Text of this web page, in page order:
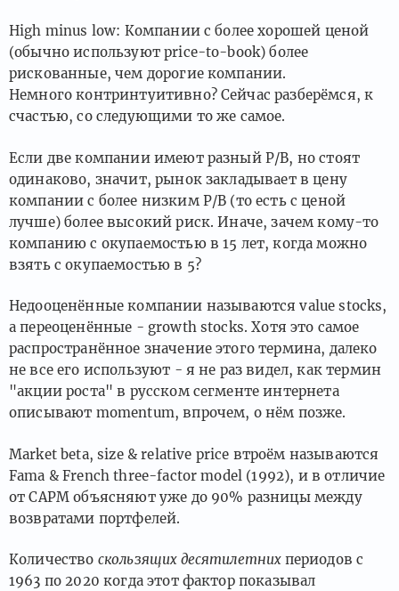
High minus low: Компании с более хорошей ценой
(обычно используют price-to-book) более
рискованные, чем дорогие компании.
Немного контринтуитивно? Сейчас разберёмся, к
счастью, со следующими то же самое.
Если две компании имеют разный P/B, но стоят
одинаково, значит, рынок закладывает в цену
компании с более низким P/B (то есть с ценой
лучше) более высокий риск. Иначе, зачем кому-то
компанию с окупаемостью в 15 лет, когда можно
взять с окупаемостью в 5?
Недооценённые компании называются value stocks,
а переоценённые - growth stocks. Хотя это самое
распространённое значение этого термина, далеко
не все его используют - я не раз видел, как термин
"акции роста" в русском сегменте интернета
описывают momentum, впрочем, о нём позже.
Market beta, size & relative price втроём называются
Fama & French three-factor model (1992), и в отличие
от CAPM объясняют уже до 90% разницы между
возвратами портфелей.
Количество скользящих десятилетнихпериодов с
1963 по 2020 когда этот фактор показывал